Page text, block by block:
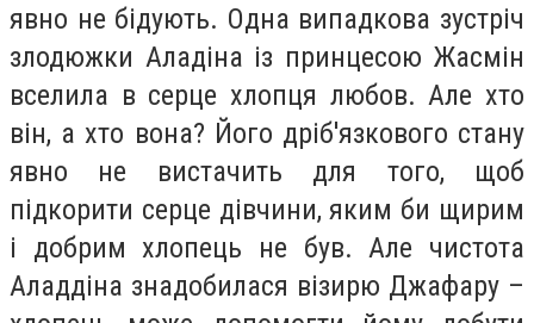
явно не бідують. Одна випадкова зустріч
злодюжки Аладіна із принцесою Жасмін
вселила в серце хлопця любов. Але хто
він, а хто вона? Його дріб'язкового стану
явно не вистачить для того, щоб
підкорити серце дівчини, яким би щирим
і добрим хлопець не був. Але чистота
Аладдіна знадобилася візирю Джафару –